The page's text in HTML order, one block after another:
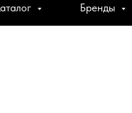
Бренды